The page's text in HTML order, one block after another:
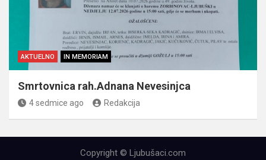
AKTUELNO IN MEMORIAM
Smrtovnica rah.Adnana Nevesinjca
4 sedmice ago Redakcija
Copyright © Ljubušaci.com